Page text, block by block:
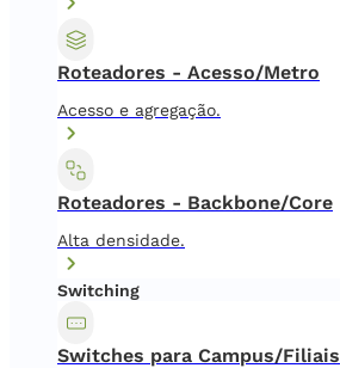
Roteadores - Acesso/Metro
Acesso e agregação.
Roteadores - Backbone/Core
Alta densidade.
Switching
Switches para Campus/Filiais